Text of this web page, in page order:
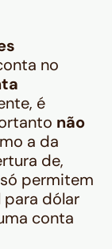
no
é
não
a da
de,
permitem
para dólar
conta